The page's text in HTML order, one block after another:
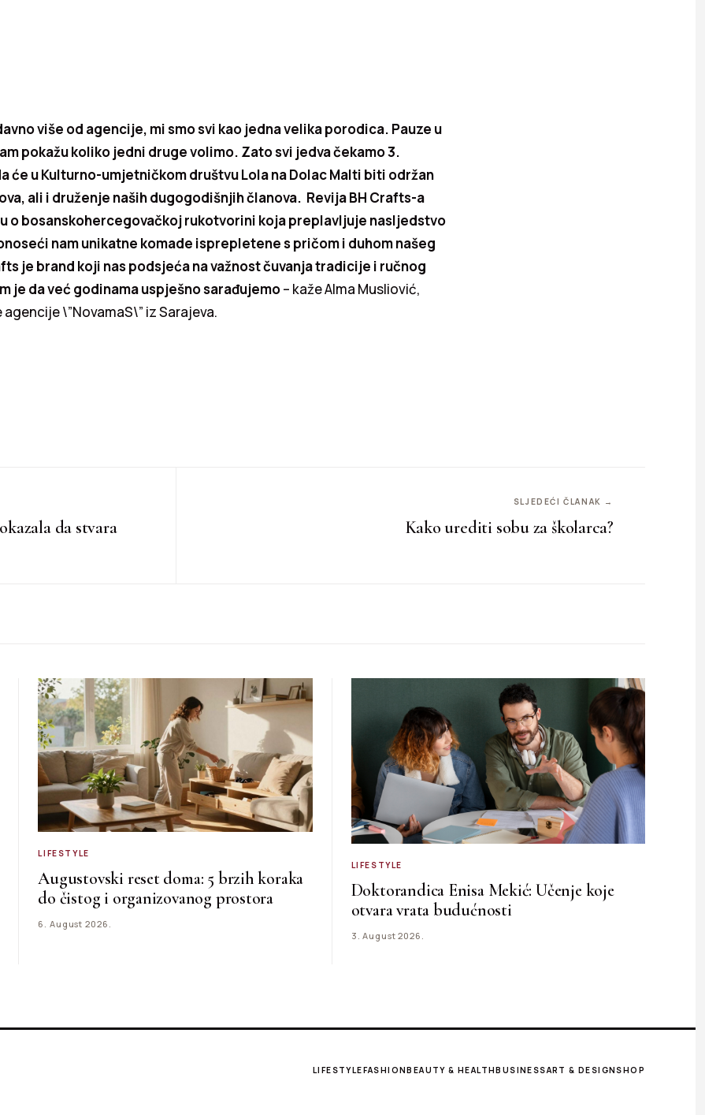
više od agencije, mi smo svi kao jedna velika porodica. Pauze u
pokažu koliko jedni druge volimo. Zato svi jedva čekamo 3.
će u Kulturno-umjetničkom društvu Lola na Dolac Malti biti održan
ali i druženje naših dugogodišnjih članova. Revija BH Crafts-a
o bosanskohercegovačkoj rukotvorini koja preplavljuje nasljedstvo
nam unikatne komade isprepletene s pričom i duhom našeg
je brand koji nas podsjeća na važnost čuvanja tradicije i ručnog
je da već godinama uspješno sarađujemo– kaže Alma Musliović,
\”NovamaS\” iz Sarajeva.
da stvara
SLJEDEĆI ČLANAK →
Kako urediti sobu za školarca?
LIFESTYLE
Augustovski reset doma: 5 brzih koraka
do čistog i organizovanog prostora
6. August 2026.
LIFESTYLE
Doktorandica Enisa Mekić: Učenje koje
otvara vrata budućnosti
3. August 2026.
LIFESTYLEFASHIONBEAUTY & HEALTHBUSINESSART & DESIGNSHOP